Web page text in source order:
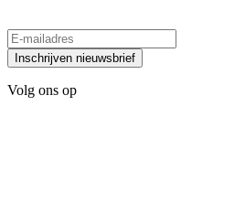
Inschrijven nieuwsbrief
Volg ons op